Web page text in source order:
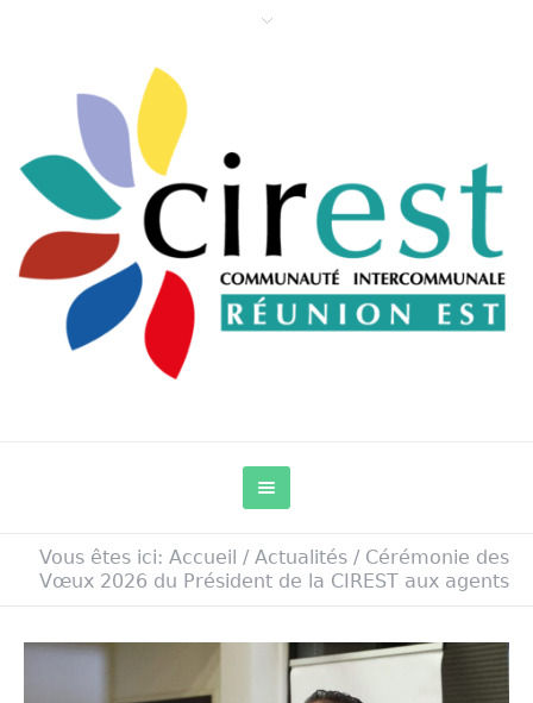
Vous êtes ici: Accueil / Actualités / Cérémonie des
Vœux 2026 du Président de la CIREST aux agents